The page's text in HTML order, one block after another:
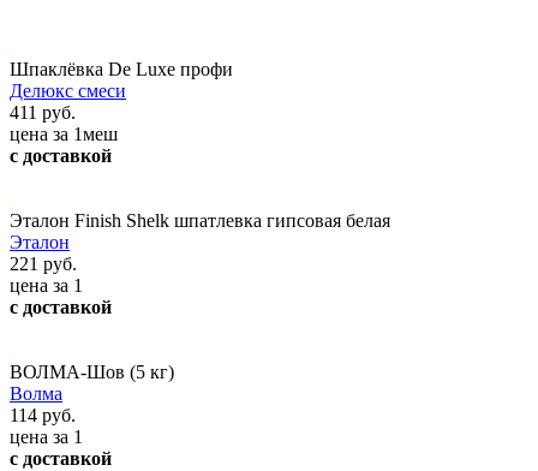
Шпаклёвка De Luxe профи
Делюкс смеси
411 руб.
цена за 1меш
с доставкой
Эталон Finish Shelk шпатлевка гипсовая белая
Эталон
221 руб.
цена за 1
с доставкой
ВОЛМА-Шов (5 кг)
Волма
114 руб.
цена за 1
с доставкой